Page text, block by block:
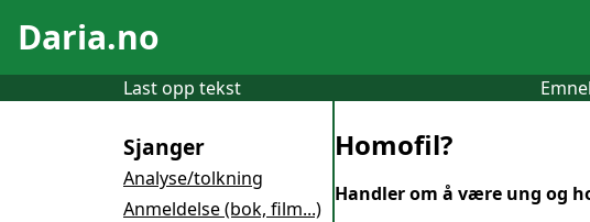
Daria.no
Last opp tekst
Sjanger
Analyse/tolkning
Anmeldelse (bok, film...)
Homofil?
Handler om å være ung og